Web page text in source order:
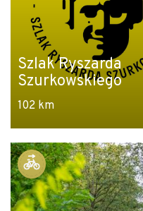
Szlak Ryszarda
Szurkowskiego
102 km